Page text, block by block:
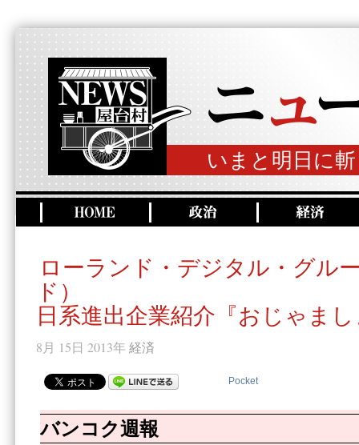
いまと明日に
ローランド・デジタル・グル
ド）
日系進出企業紹介『おじゃま
8月 15日 2013年 経済
Pocket
バンコク週報